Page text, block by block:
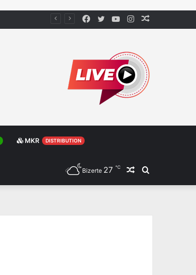
Instagram
YouTube
Twitter
Facebook
MKR DISTRIBUTION
Rechercher
Article
Bizerte 27 ℃